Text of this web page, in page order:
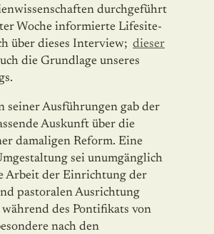
durchgeführt
Woche in­formierte Lifesite-
über dieses Interview; dieser
die Grundlage unseres
seiner Ausführungen gab der
Auskunft über die
damaligen Reform. Eine
sei unumgäng­lich
Arbeit der Einrichtung der
pastoralen Ausrich­tung
während des Pontifikats von
nach den